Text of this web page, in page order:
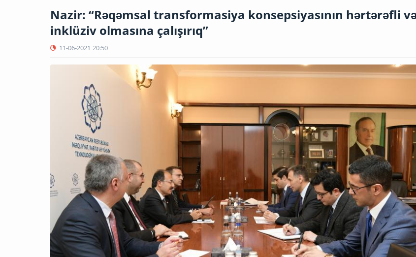
Nazir: “Rəqəmsal transformasiya konsepsiyasının hərtərəfli
inklüziv olmasına çalışırıq”
11-06-2021 20:50